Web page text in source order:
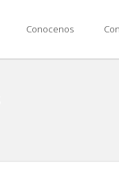
Conocenos